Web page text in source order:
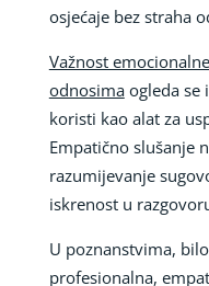
osjećaje bez straha
Važnost
odnosimaogleda se
koristi kao alat za
Empatično slušanje
razumijevanje
iskrenost u
U poznanstvima,
profesionalna,